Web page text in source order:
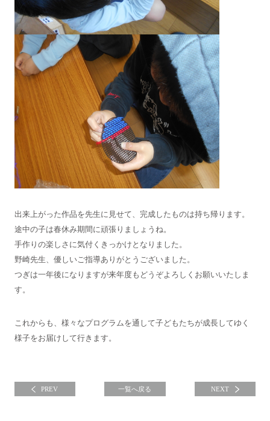
出来上がった作品を先生に見せて、完成したものは持ち帰ります。
途中の子は春休み期間に頑張りましょうね。
手作りの楽しさに気付くきっかけとなりました。
野崎先生、優しいご指導ありがとうございました。
つぎは一年後になりますが来年度もどうぞよろしくお願いいたしま
す。
これからも、様々なプログラムを通して子どもたちが成長してゆく
様子をお届けして行きます。
PREV 一覧へ戻る NEXT